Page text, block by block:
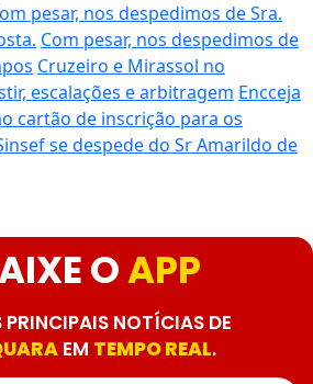
pesar, nos despedimos de Sra.
Com pesar, nos despedimos de
Cruzeiro e Mirassol no
escalações e arbitragem Encceja
cartão de inscrição para os
se despede do Sr Amarildo de
OAPP
PRINCIPAIS NOTÍCIAS DE
EM TEMPO REAL.